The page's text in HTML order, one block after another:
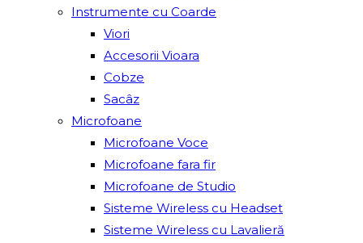
Instrumente cu Coarde
Viori
Accesorii Vioara
Cobze
Sacâz
Microfoane
Microfoane Voce
Microfoane fara fir
Microfoane de Studio
Sisteme Wireless cu Headset
Sisteme Wireless cu Lavalieră